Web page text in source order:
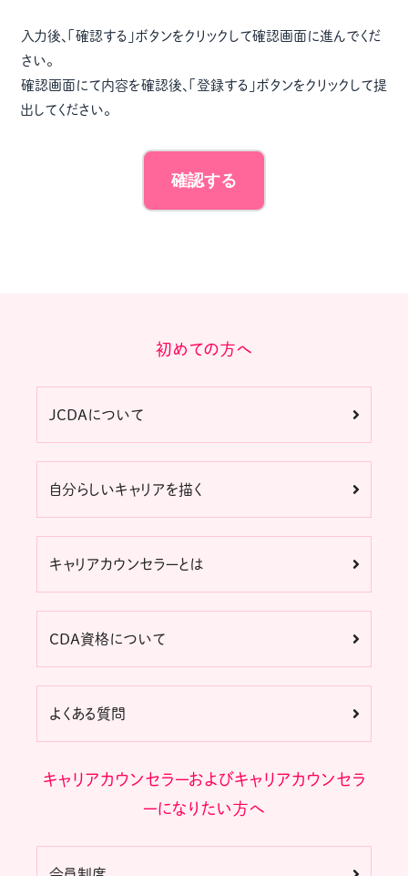
入力後、「確認する」ボタンをクリックして確認画面に進んでくだ
さい。
確認画面にて内容を確認後、「登録する」ボタンをクリックして提
出してください。
初めての方へ
JCDAについて
自分らしいキャリアを描く
キャリアカウンセラーとは
CDA資格について
よくある質問
キャリアカウンセラーおよびキャリアカウンセラ
ーになりたい方へ